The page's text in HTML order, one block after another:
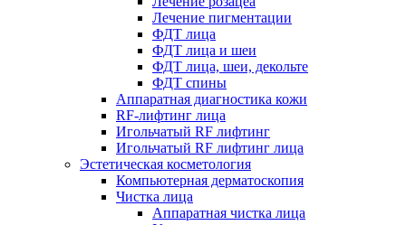
Лечение пигментации
ФДТ лица
ФДТ лица и шеи
ФДТ лица, шеи, декольте
ФДТ спины
Аппаратная диагностика кожи
RF-лифтинг лица
Игольчатый RF лифтинг
Игольчатый RF лифтинг лица
Эстетическая косметология
Компьютерная дерматоскопия
Чистка лица
Аппаратная чистка лица